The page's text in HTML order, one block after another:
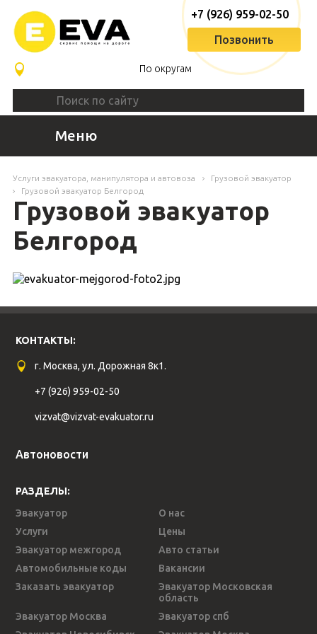
По округам
+7 (926) 959-02-50
Позвонить
Меню
Услуги эвакуатора, манипулятора и автовоза
Грузовой эвакуатор
Грузовой эвакуатор Белгород
Грузовой эвакуатор
Белгород
КОНТАКТЫ:
г. Москва, ул. Дорожная 8к1.
+7 (926) 959-02-50
vizvat@vizvat-evakuator.ru
Автоновости
РАЗДЕЛЫ:
Эвакуатор
О нас
Услуги
Цены
Эвакуатор межгород
Авто статьи
Автомобильные коды
Вакансии
Заказать эвакуатор
Эвакуатор Московская
область
Эвакуатор Москва
Эвакуатор спб